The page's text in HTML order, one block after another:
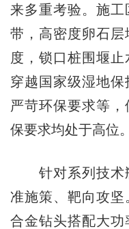
来多重考验。施
带，高密度卵石
度，锁口桩围堰
穿越国家级湿地
严苛环保要求等
保要求均处于高位。
针对系列技术
准施策、靶向攻
合金钻头搭配大